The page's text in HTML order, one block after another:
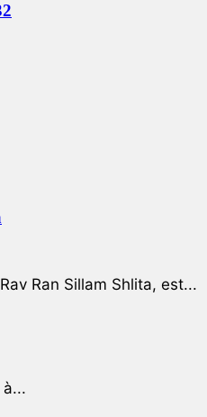
Ran Sillam Shlita, est...